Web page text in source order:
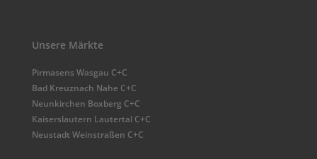
Unsere Märkte
Pirmasens Wasgau C+C
Bad Kreuznach Nahe C+C
Neunkirchen Boxberg C+C
Kaiserslautern Lautertal C+C
Neustadt Weinstraßen C+C